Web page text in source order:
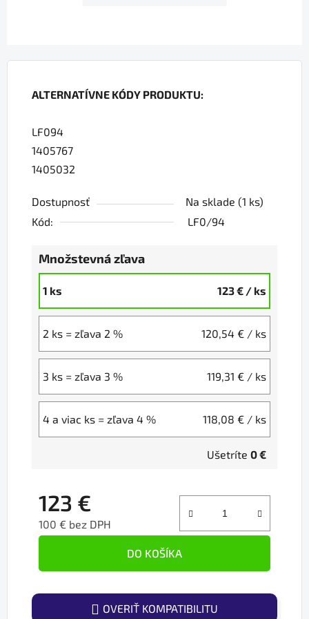
ALTERNATÍVNE KÓDY PRODUKTU:
LF094
1405767
1405032
Dostupnosť Na sklade (1 ks)
Kód:
LF0/94
Množstevná zľava
1 ks 123 € / ks
2 ks = zľava 2 % 120,54 € / ks
3 ks = zľava 3 % 119,31 € / ks
4 a viac ks = zľava 4 % 118,08 € / ks
Ušetríte 0 €
123 €
100 € bez DPH
DO KOŠÍKA
OVERIŤ KOMPATIBILITU